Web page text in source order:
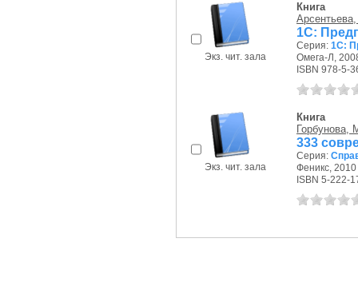
Экз. чит. зала
Книга
1С:
Серия: 1С:
Омега-Л,
ISBN 978-5-
Экз. чит. зала
Книга
Горбунова,
333
Серия:
Феникс, 2010
ISBN 5-222-